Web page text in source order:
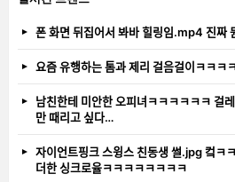
폰 화면 뒤집어서 봐바 힐링임.mp4 진짜
요즘 유행하는 톰과 제리 걸음걸이ㅋㅋ
남친한테 미안한 오피녀ㅋㅋㅋㅋㅋㅋ
만 때리고 싶다…
자이언트핑크 스윙스 친동생 썰.jpg
더한 싱크로율ㅋㅋㅋㅋㅋㅋㅋㅋ